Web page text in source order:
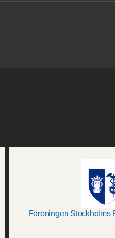
Föreningen Stockholms